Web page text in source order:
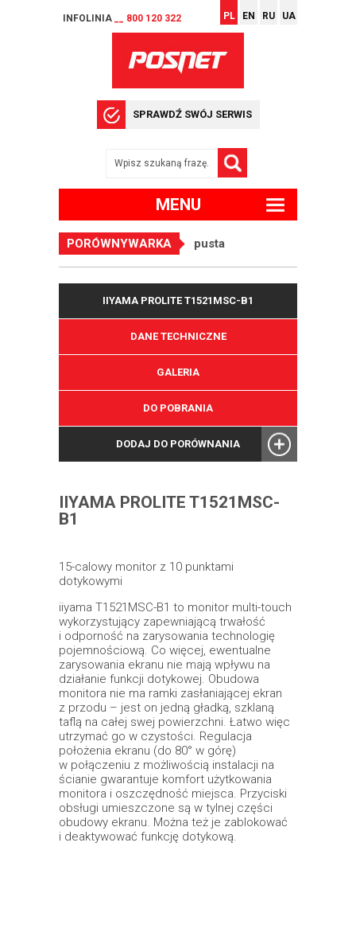
INFOLINIA __ 800 120 322 PL EN RU UA
SPRAWDŹ SWÓJ SERWIS
MENU
PORÓWNYWARKA pusta
IIYAMA PROLITE T1521MSC-B1
DANE TECHNICZNE
GALERIA
DO POBRANIA
DODAJ DO PORÓWNANIA
IIYAMA PROLITE T1521MSC-
B1
15-calowy monitor z 10 punktami
dotykowymi
iiyama T1521MSC-B1 to monitor multi-touch
wykorzystujący zapewniającą trwałość
i odporność na zarysowania technologię
pojemnościową. Co więcej, ewentualne
zarysowania ekranu nie mają wpływu na
działanie funkcji dotykowej. Obudowa
monitora nie ma ramki zasłaniającej ekran
z przodu – jest on jedną gładką, szklaną
taflą na całej swej powierzchni. Łatwo więc
utrzymać go w czystości. Regulacja
położenia ekranu (do 80° w górę)
w połączeniu z możliwością instalacji na
ścianie gwarantuje komfort użytkowania
monitora i oszczędność miejsca. Przyciski
obsługi umieszczone są w tylnej części
obudowy ekranu. Można też je zablokować
i deaktywować funkcję dotykową.